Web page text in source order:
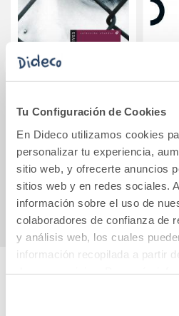
Tu Configuración de Cookies
En Dideco utilizamos cookies
personalizar tu experiencia,
sitio web, y ofrecerte anuncios
sitios web y en redes sociales.
información sobre el uso de
colaboradores de confianza de
y análisis web, los cuales
información recopilada a partir
El año de la
venganza
13,30€
Comprar
Cuéntanos